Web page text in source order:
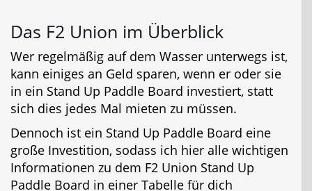
Das F2 Union im Überblick
Wer regelmäßig auf dem Wasser unterwegs ist,
kann einiges an Geld sparen, wenn er oder sie
in ein Stand Up Paddle Board investiert, statt
sich dies jedes Mal mieten zu müssen.
Dennoch ist ein Stand Up Paddle Board eine
große Investition, sodass ich hier alle wichtigen
Informationen zu dem F2 Union Stand Up
Paddle Board in einer Tabelle für dich